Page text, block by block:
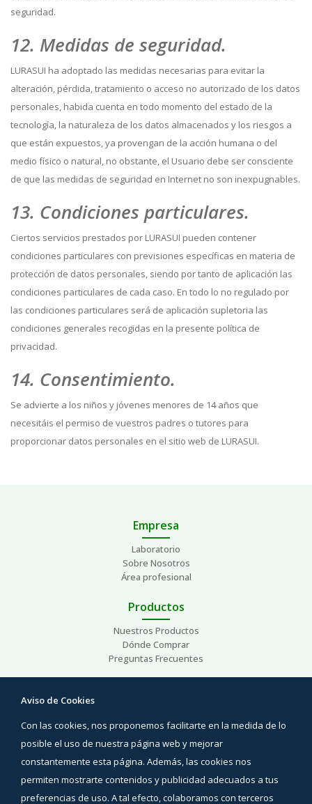
seguridad.
12. Medidas de seguridad.
LURASUI ha adoptado las medidas necesarias para evitar la
alteración, pérdida, tratamiento o acceso no autorizado de los datos
personales, habida cuenta en todo momento del estado de la
tecnología, la naturaleza de los datos almacenados y los riesgos a
que están expuestos, ya provengan de la acción humana o del
medio físico o natural, no obstante, el Usuario debe ser consciente
de que las medidas de seguridad en Internet no son inexpugnables.
13. Condiciones particulares.
Ciertos servicios prestados por LURASUI pueden contener
condiciones particulares con previsiones específicas en materia de
protección de datos personales, siendo por tanto de aplicación las
condiciones particulares de cada caso. En todo lo no regulado por
las condiciones particulares será de aplicación supletoria las
condiciones generales recogidas en la presente política de
privacidad.
14. Consentimiento.
Se advierte a los niños y jóvenes menores de 14 años que
necesitáis el permiso de vuestros padres o tutores para
proporcionar datos personales en el sitio web de LURASUI.
Empresa
Laboratorio
Sobre Nosotros
Área profesional
Productos
Nuestros Productos
Dónde Comprar
Preguntas Frecuentes
Áreas de interés
Contacto
Síguenos
Facebook
Aviso de Cookies
Con las cookies, nos proponemos facilitarte en la medida de lo
posible el uso de nuestra página web y mejorar
constantemente esta página. Además, las cookies nos
permiten mostrarte contenidos y publicidad adecuados a tus
preferencias de uso. A tal efecto, colaboramos con terceros